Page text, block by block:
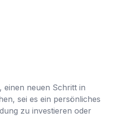
einen neuen Schritt in
sei es ein persönliches
zu investieren oder